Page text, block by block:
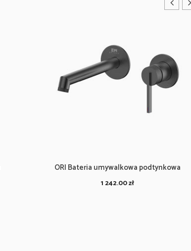
ORI Bateria umywalkowa podtynkowa
1 242.00zł